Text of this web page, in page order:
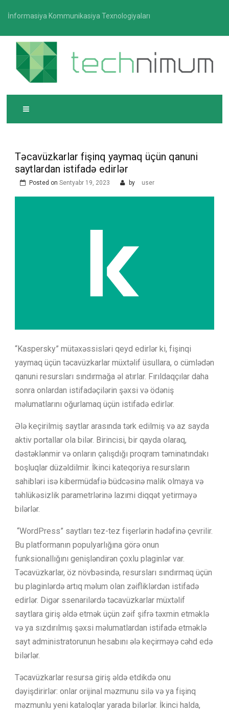
İnformasiya Kommunikasiya Texnologiyaları
TECHNIMUM
İnformasiya-kommunikasiya texnologiyaları üzrə
media platforması
Təcavüzkarlar fişinq yaymaq üçün qanuni
saytlardan istifadə edirlər
Posted on Sentyabr 19, 2023 by user
“Kaspersky” mütəxəssisləri qeyd edirlər ki, fişinqi
yaymaq üçün təcavüzkarlar müxtəlif üsullara, o cümlədən
qanuni resursları sındırmağa əl atırlar. Fırıldaqçılar daha
sonra onlardan istifadəçilərin şəxsi və ödəniş
məlumatlarını oğurlamaq üçün istifadə edirlər.
Ələ keçirilmiş saytlar arasında tərk edilmiş və az sayda
aktiv portallar ola bilər. Birincisi, bir qayda olaraq,
dəstəklənmir və onların çalışdığı proqram təminatındakı
boşluqlar düzəldilmir. İkinci kateqoriya resursların
sahibləri isə kibermüdafiə büdcəsinə malik olmaya və
təhlükəsizlik parametrlərinə lazımi diqqət yetirməyə
bilərlər.
“WordPress” saytları tez-tez fişerlərin hədəfinə çevrilir.
Bu platformanın populyarlığına görə onun
funksionallığını genişləndirən çoxlu plaginlər var.
Təcavüzkarlar, öz növbəsində, resursları sındırmaq üçün
bu plaginlərdə artıq məlum olan zəifliklərdən istifadə
edirlər. Digər ssenarilərdə təcavüzkarlar müxtəlif
saytlara giriş əldə etmək üçün zəif şifrə təxmin etməklə
və ya sızdırılmış şəxsi məlumatlardan istifadə etməklə
sayt administratorunun hesabını ələ keçirməyə cəhd edə
bilərlər.
Təcavüzkarlar resursa giriş əldə etdikdə onu
dəyişdirirlər: onlar orijinal məzmunu silə və ya fişinq
məzmunlu yeni kataloqlar yarada bilərlər. İkinci halda,